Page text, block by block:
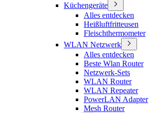
Küchengeräte
Alles entdecken
Heißluftfritteusen
Fleischthermometer
WLAN Netzwerk
Alles entdecken
Beste Wlan Router
Netzwerk-Sets
WLAN Router
WLAN Repeater
PowerLAN Adapter
Mesh Router